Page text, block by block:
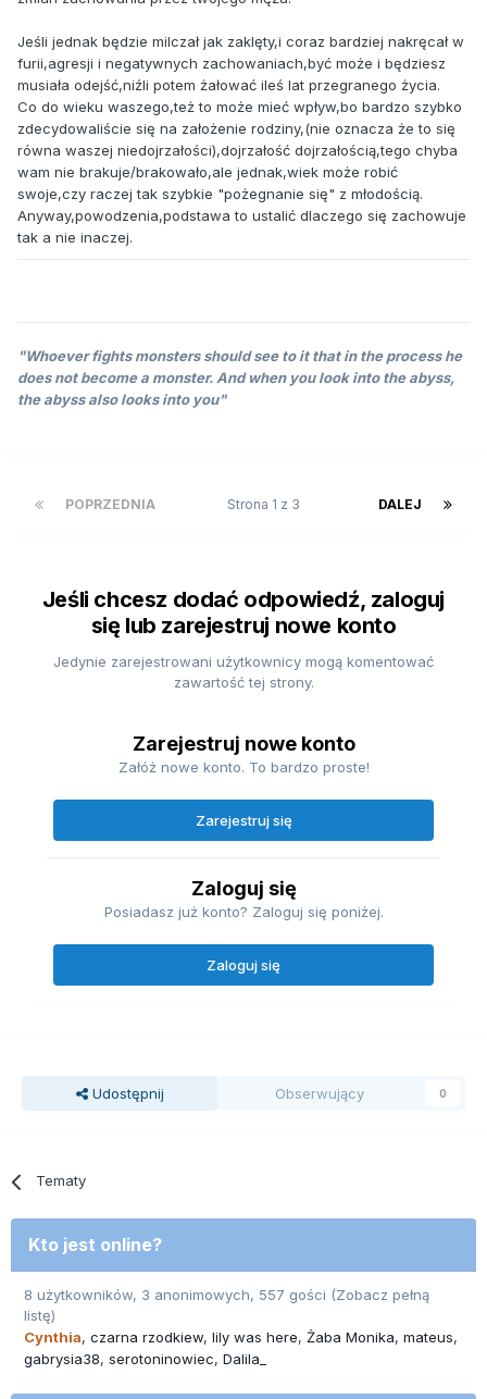
Jeśli jednak będzie milczał jak zaklęty,i coraz bardziej nakręcał w
furii,agresji i negatywnych zachowaniach,być może i będziesz
musiała odejść,niźli potem żałować ileś lat przegranego życia.
Co do wieku waszego,też to może mieć wpływ,bo bardzo szybko
zdecydowaliście się na założenie rodziny,(nie oznacza że to się
równa waszej niedojrzałości),dojrzałość dojrzałością,tego chyba
wam nie brakuje/brakowało,ale jednak,wiek może robić
swoje,czy raczej tak szybkie "pożegnanie się" z młodością.
Anyway,powodzenia,podstawa to ustalić dlaczego się zachowuje
tak a nie inaczej.
"Whoever fights monsters should see to it that in the process he
does not become a monster. And when you look into the abyss,
the abyss also looks into you"
POPRZEDNIA DALEJ
Strona 1 z 3
Jeśli chcesz dodać odpowiedź, zaloguj
się lub zarejestruj nowe konto
Jedynie zarejestrowani użytkownicy mogą komentować
zawartość tej strony.
Zarejestruj nowe konto
Załóż nowe konto. To bardzo proste!
Zarejestruj się
Zaloguj się
Posiadasz już konto? Zaloguj się poniżej.
Zaloguj się
Udostępnij Obserwujący 0
Tematy
Kto jest online?
8 użytkowników, 3 anonimowych, 557 gości (Zobacz pełną
listę)
Cynthia czarna rzodkiew lily was here Żaba Monika mateus
gabrysia38 serotoninowiec Dalila_